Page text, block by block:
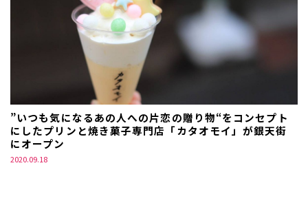
”いつも気になるあの人への片恋の贈り物“をコンセプト
にしたプリンと焼き菓子専門店「カタオモイ」が銀天街
にオープン
2020.09.18